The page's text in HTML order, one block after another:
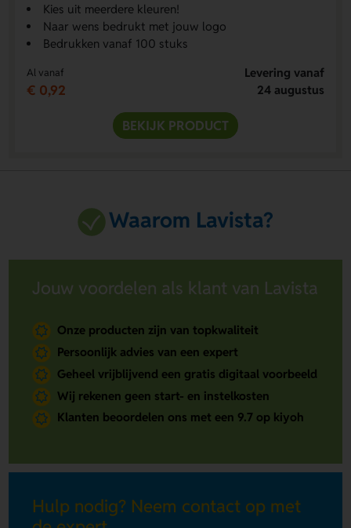
Kies uit meerdere kleuren!
Naar wens bedrukt met jouw logo
Bedrukken vanaf 100 stuks
Al vanaf
€ 0,92
Levering vanaf
24 augustus
BEKIJK PRODUCT
Waarom Lavista?
Jouw voordelen als klant van Lavista
Onze producten zijn van topkwaliteit
Persoonlijk advies van een expert
Geheel vrijblijvend een gratis digitaal voorbeeld
Wij rekenen geen start- en instelkosten
Klanten beoordelen ons met een 9.7 op kiyoh
Hulp nodig? Neem contact op met